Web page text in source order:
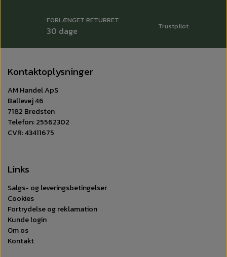
FORLÆNGET RETURRET
30 dage Trustpilot
Kontaktoplysninger
AM Handel ApS
Ballevej 46
7182 Bredsten
Telefon: 25562302
CVR: 43411675
Links
Salgs- og leveringsbetingelser
Cookies
Fortrydelse og reklamation
Kunde login
Om os
Kontakt